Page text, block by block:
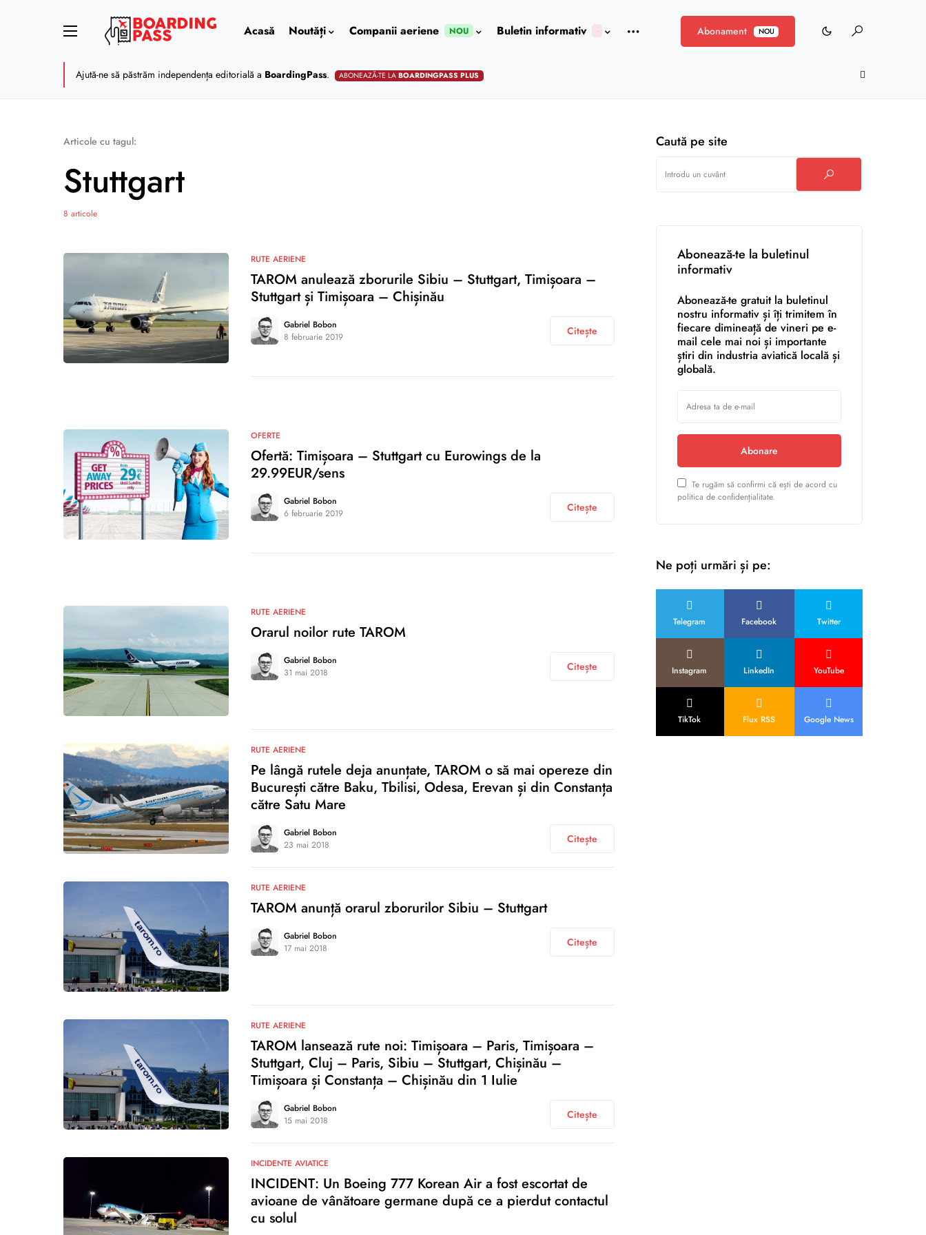
Acasă Noutăți Companii aeriene NOU Buletin informativ Abonament NOU
Ajută-ne să păstrăm independența editorială a BoardingPass. ABONEAZĂ-TE LABOARDINGPASS PLUS
Articole cu tagul:
Stuttgart
8 articole
RUTE AERIENE
TAROM anulează zborurile Sibiu – Stuttgart, Timișoara –
Stuttgart și Timișoara – Chișinău
Gabriel Bobon
8 februarie 2019
Citește
OFERTE
Ofertă: Timișoara – Stuttgart cu Eurowings de la
29.99EUR/sens
Gabriel Bobon
6 februarie 2019
Citește
RUTE AERIENE
Orarul noilor rute TAROM
Gabriel Bobon
31 mai 2018
Citește
RUTE AERIENE
Pe lângă rutele deja anunțate, TAROM o să mai opereze din
București către Baku, Tbilisi, Odesa, Erevan și din Constanța
către Satu Mare
Gabriel Bobon
23 mai 2018
Citește
RUTE AERIENE
TAROM anunță orarul zborurilor Sibiu – Stuttgart
Gabriel Bobon
17 mai 2018
Citește
RUTE AERIENE
TAROM lansează rute noi: Timișoara – Paris, Timișoara –
Stuttgart, Cluj – Paris, Sibiu – Stuttgart, Chișinău –
Timișoara și Constanța – Chișinău din 1 Iulie
Gabriel Bobon
15 mai 2018
Citește
INCIDENTE AVIATICE
INCIDENT: Un Boeing 777 Korean Air a fost escortat de
avioane de vânătoare germane după ce a pierdut contactul
cu solul
Caută pe site
Abonează-te la buletinul
informativ
Abonează-te gratuit la buletinul
nostru informativ și îți trimitem în
fiecare dimineață de vineri pe e-
mail cele mai noi și importante
știri din industria aviatică locală și
globală.
Abonare
Te rugăm să confirmi că ești de acord cu
politica de confidențialitate.
Ne poți urmări și pe:
Telegram Facebook Twitter
Instagram LinkedIn YouTube
TikTok Flux RSS Google News